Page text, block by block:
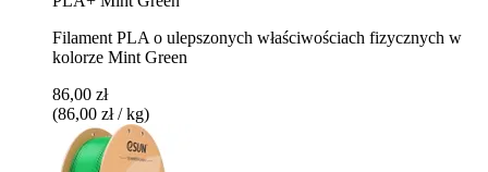
Filament PLA o ulepszonych właściwościach fizycznych w
kolorze Mint Green
86,00 zł
(86,00 zł / kg)